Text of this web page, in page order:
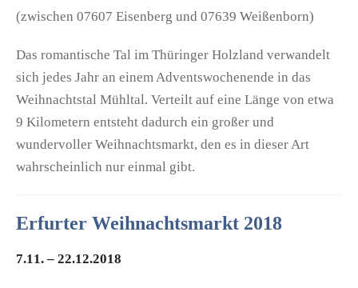
(zwischen 07607 Eisenberg und 07639 Weißenborn)
Das romantische Tal im Thüringer Holzland verwandelt
sich jedes Jahr an einem Adventswochenende in das
Weihnachtstal Mühltal. Verteilt auf eine Länge von etwa
9 Kilometern entsteht dadurch ein großer und
wundervoller Weihnachtsmarkt, den es in dieser Art
wahrscheinlich nur einmal gibt.
Erfurter Weihnachtsmarkt 2018
7.11. – 22.12.2018